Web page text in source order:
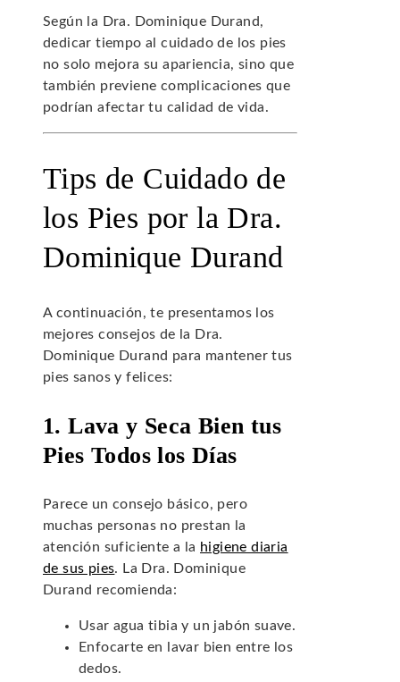
Según la Dra. Dominique Durand,
dedicar tiempo al cuidado de los pies
no solo mejora su apariencia, sino que
también previene complicaciones que
podrían afectar tu calidad de vida.
Tips de Cuidado de
los Pies por la Dra.
Dominique Durand
A continuación, te presentamos los
mejores consejos de la Dra.
Dominique Durand para mantener tus
pies sanos y felices:
1. Lava y Seca Bien tus
Pies Todos los Días
Parece un consejo básico, pero
muchas personas no prestan la
atención suficiente a la higiene diaria
de sus pies. La Dra. Dominique
Durand recomienda:
Usar agua tibia y un jabón suave.
Enfocarte en lavar bien entre los
dedos.